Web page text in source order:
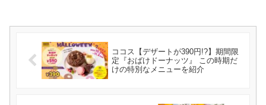
ココス【デザートが390円!?】期間限
定『おばけドーナッツ』 この時期だ
けの特別なメニューを紹介